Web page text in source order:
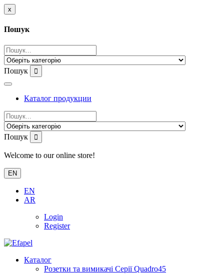
x
Пошук
Пошук
Каталог продукции
Пошук
Welcome to our online store!
EN
EN
AR
Login
Register
Каталог
Розетки та вимикачі Серії Quadro45